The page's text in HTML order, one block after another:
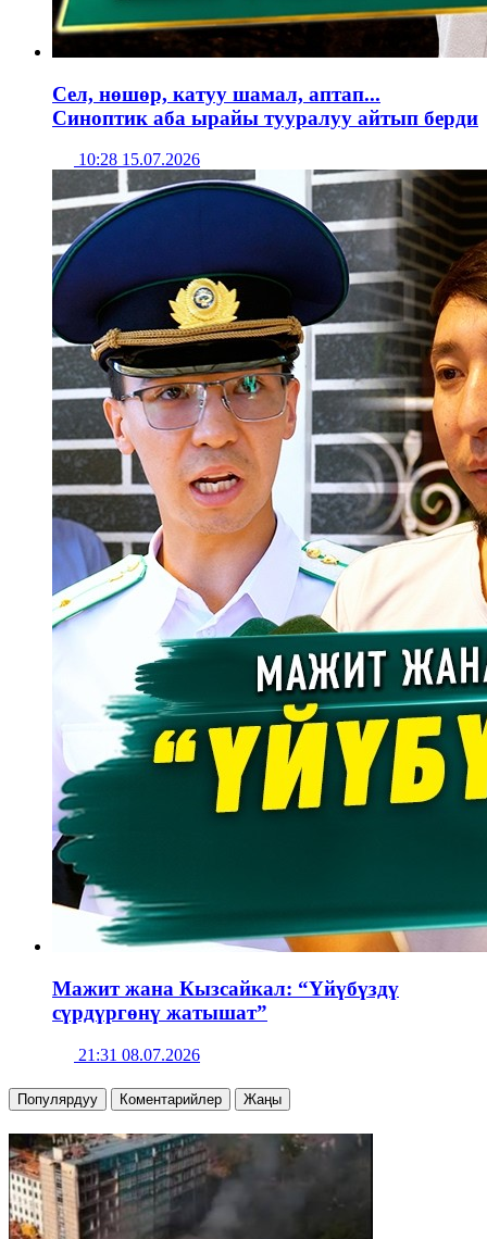
Сел, нөшөр, катуу шамал, аптап...
Синоптик аба ырайы тууралуу айтып берди
10:28 15.07.2026
Мажит жана Кызсайкал: “Үйүбүздү
сүрдүргөнү жатышат”
21:31 08.07.2026
Популярдуу Коментарийлер Жаңы